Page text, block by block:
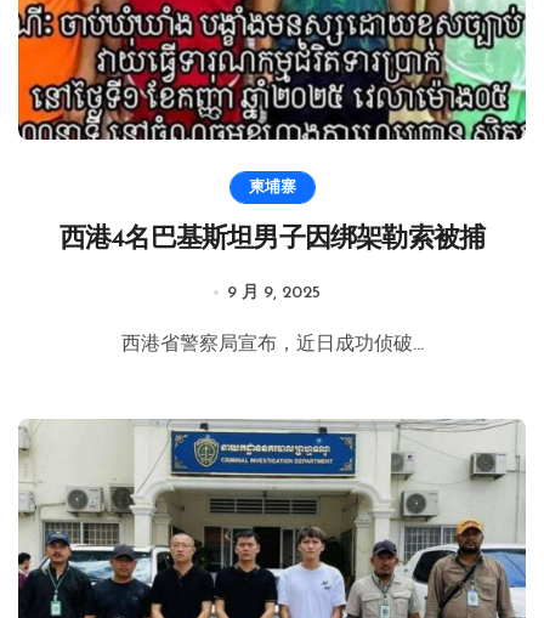
柬埔寨
西港4名巴基斯坦男子因绑架勒索被捕
9 月 9, 2025
西港省警察局宣布，近日成功侦破...